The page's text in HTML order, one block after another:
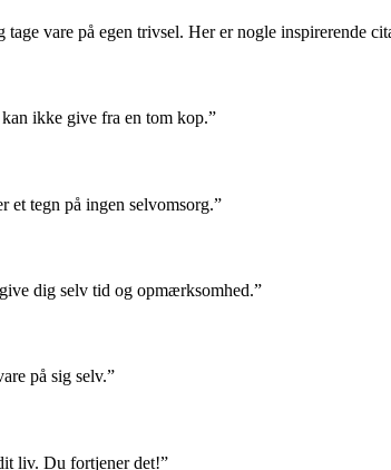
tage vare på egen trivsel. Her er nogle inspirerende
ikke give fra en tom kop.”
et tegn på ingen selvomsorg.”
dig selv tid og opmærksomhed.”
på sig selv.”
liv. Du fortjener det!”